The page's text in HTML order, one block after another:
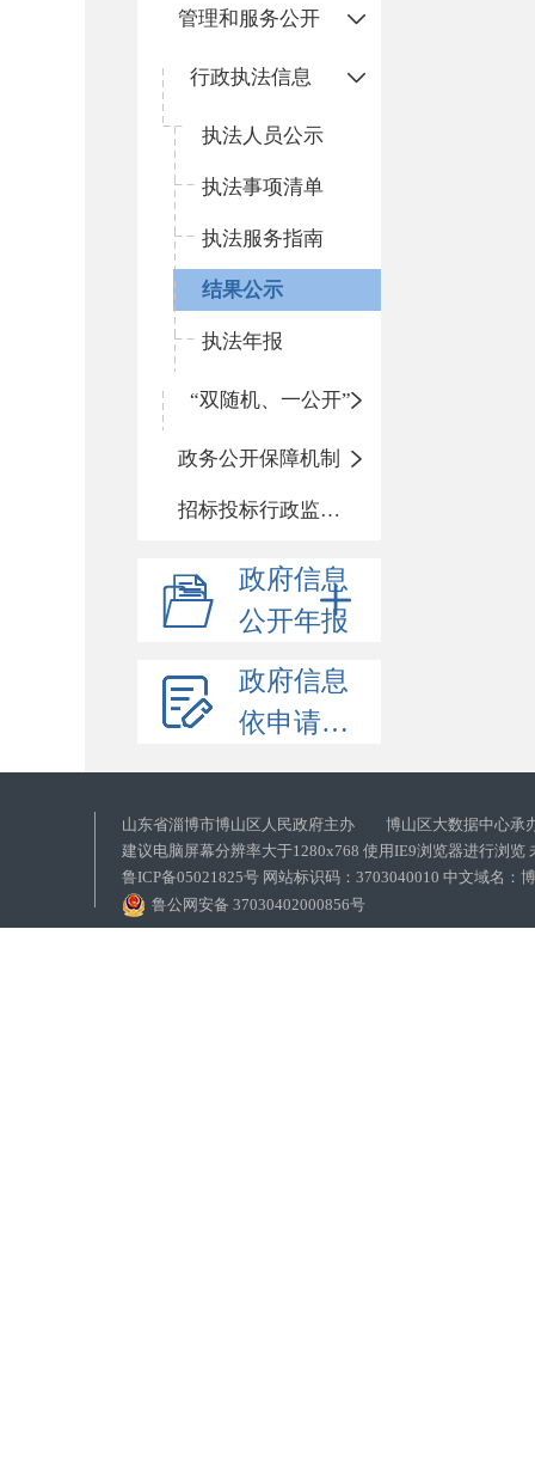
管理和服务公开
行政执法信息
执法人员公示
执法事项清单
执法服务指南
结果公示
执法年报
“双随机、一公开”
政务公开保障机制
招标投标行政监督责任清单
政府信息
公开年报
政府信息
依申请公开
山东省淄博市博山区人民政府主办 博山区大数据中心承
建议电脑屏幕分辨率大于1280x768 使用IE9浏览器进行浏览
鲁ICP备05021825号 网站标识码：3703040010 中文域名：
鲁公网安备 37030402000856号